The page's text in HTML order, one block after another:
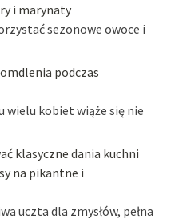
i marynaty
sezonowe owoce i
podczas
wielu kobiet wiąże się nie
klasyczne dania kuchni
na pikantne i
uczta dla zmysłów, pełna